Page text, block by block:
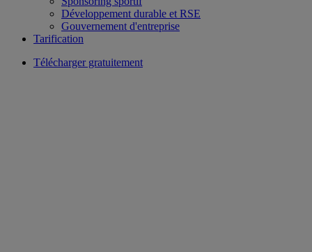
Développement durable et RSE
Gouvernement d'entreprise
Tarification
Télécharger gratuitement